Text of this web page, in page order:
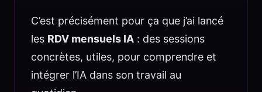
C’est précisément pour ça que j’ai lancé
les RDV mensuels IA: des sessions
concrètes, utiles, pour comprendre et
intégrer l’IA dans son travail au